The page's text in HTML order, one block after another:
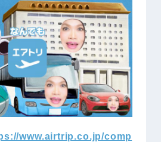
www.airtrip.co.jp/comp